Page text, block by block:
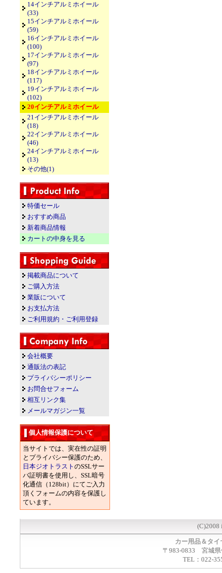
14インチアルミホイール
(33)
15インチアルミホイール
(59)
16インチアルミホイール
(100)
17インチアルミホイール
(97)
18インチアルミホイール
(117)
19インチアルミホイール
(102)
20インチアルミホイール
21インチアルミホイール
(18)
22インチアルミホイール
(46)
24インチアルミホイール
(13)
その他(1)
特価セール
おすすめ商品
新着商品情報
カートの中身を見る
掲載商品について
ご購入方法
業販について
お支払方法
ご利用規約・ご利用登録
会社概要
通販法の表記
プライバシーポリシー
お問合せフォーム
相互リンク集
メールマガジン一覧
個人情報保護について
当サイトでは、実在性の証明
とプライバシー保護のため、
日本ジオトラスト のSSLサー
バ証明書を使用し、SSL暗号
化通信（128bit）にてご入力
頂くフォームの内容を保護し
ています。
(C)2008
カー用品＆タ
〒983-0833 宮城県
TEL：022-